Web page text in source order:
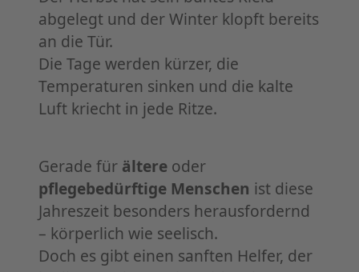
abgelegt und der Winter klopft bereits
an die Tür.
Die Tage werden kürzer, die
Temperaturen sinken und die kalte
Luft kriecht in jede Ritze.
Gerade für ältere oder
pflegebedürftige Menschen ist diese
Jahreszeit besonders herausfordernd
– körperlich wie seelisch.
Doch es gibt einen sanften Helfer, der